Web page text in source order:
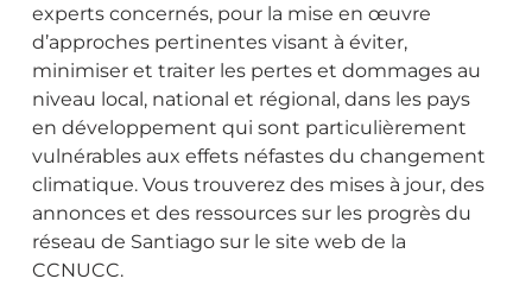
experts concernés, pour la mise en œuvre
d’approches pertinentes visant à éviter,
minimiser et traiter les pertes et dommages au
niveau local, national et régional, dans les pays
en développement qui sont particulièrement
vulnérables aux effets néfastes du changement
climatique. Vous trouverez des mises à jour, des
annonces et des ressources sur les progrès du
réseau de Santiago sur le site web de la
CCNUCC.